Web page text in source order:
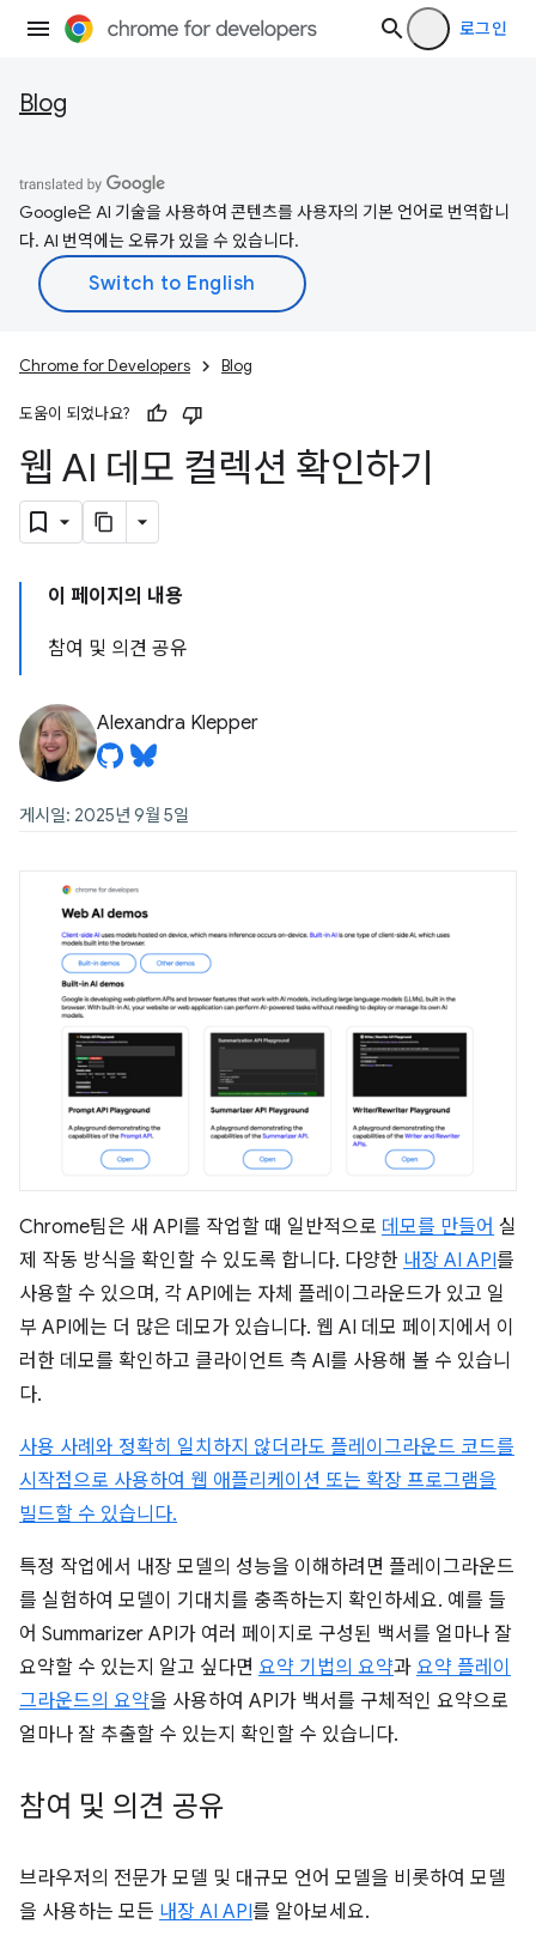
로그인
Blog
Google은 AI 기술을 사용하여 콘텐츠를 사용자의 기본 언어로 번역합니
다. AI 번역에는 오류가 있을 수 있습니다.
Chrome for Developers Blog
도움이 되었나요?
웹 AI 데모 컬렉션 확인하기
이 페이지의 내용
참여 및 의견 공유
Alexandra Klepper
게시일: 2025년 9월 5일
Chrome팀은 새 API를 작업할 때 일반적으로 데모를 만들어 실
제 작동 방식을 확인할 수 있도록 합니다. 다양한 내장 AI API를
사용할 수 있으며, 각 API에는 자체 플레이그라운드가 있고 일
부 API에는 더 많은 데모가 있습니다. 웹 AI 데모 페이지에서 이
러한 데모를 확인하고 클라이언트 측 AI를 사용해 볼 수 있습니
다.
사용 사례와 정확히 일치하지 않더라도 플레이그라운드 코드를
시작점으로 사용하여 웹 애플리케이션 또는 확장 프로그램을
빌드할 수 있습니다.
특정 작업에서 내장 모델의 성능을 이해하려면 플레이그라운드
를 실험하여 모델이 기대치를 충족하는지 확인하세요. 예를 들
어 Summarizer API가 여러 페이지로 구성된 백서를 얼마나 잘
요약할 수 있는지 알고 싶다면 요약 기법의 요약과 요약 플레이
그라운드의 요약을 사용하여 API가 백서를 구체적인 요약으로
얼마나 잘 추출할 수 있는지 확인할 수 있습니다.
참여 및 의견 공유
브라우저의 전문가 모델 및 대규모 언어 모델을 비롯하여 모델
을 사용하는 모든 내장 AI API를 알아보세요.